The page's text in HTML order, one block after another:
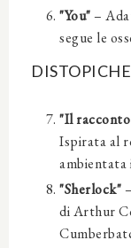
"You" –
segue le
"Il racconto
Ispirata al
"Sherlock"
di Arthur